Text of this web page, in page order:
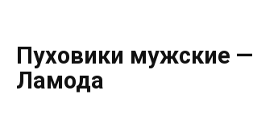
Пуховики мужские —
Ламода